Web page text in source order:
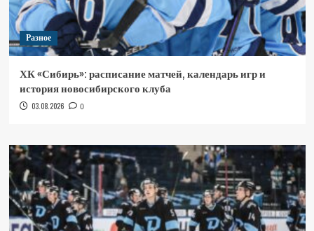
Разное
ХК «Сибирь»: расписание матчей, календарь игр и
история новосибирского клуба
03.08.2026 0